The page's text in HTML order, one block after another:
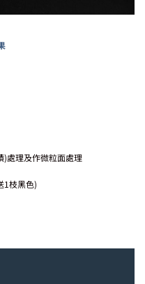
)處理及作微粒面處理
1枝黑色)